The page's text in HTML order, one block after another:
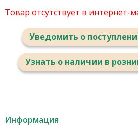
Товар отсутствует в интернет-
Уведомить о
Узнать о наличии в
Информация